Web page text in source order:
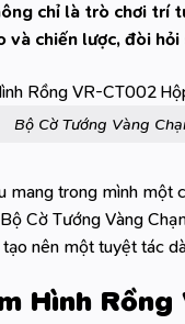
chỉ là trò chơi trí
chiến lược, đòi
Bộ Cờ Tướng Vàng
mang trong mình
Cờ Tướng Vàng
nên một tuyệt tác
Hình